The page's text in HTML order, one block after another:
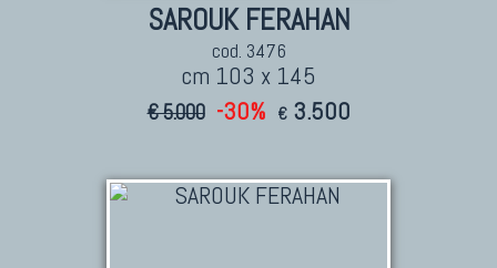
SAROUK FERAHAN
cod. 3476
cm 103 x 145
€ 5.000 -30% € 3.500